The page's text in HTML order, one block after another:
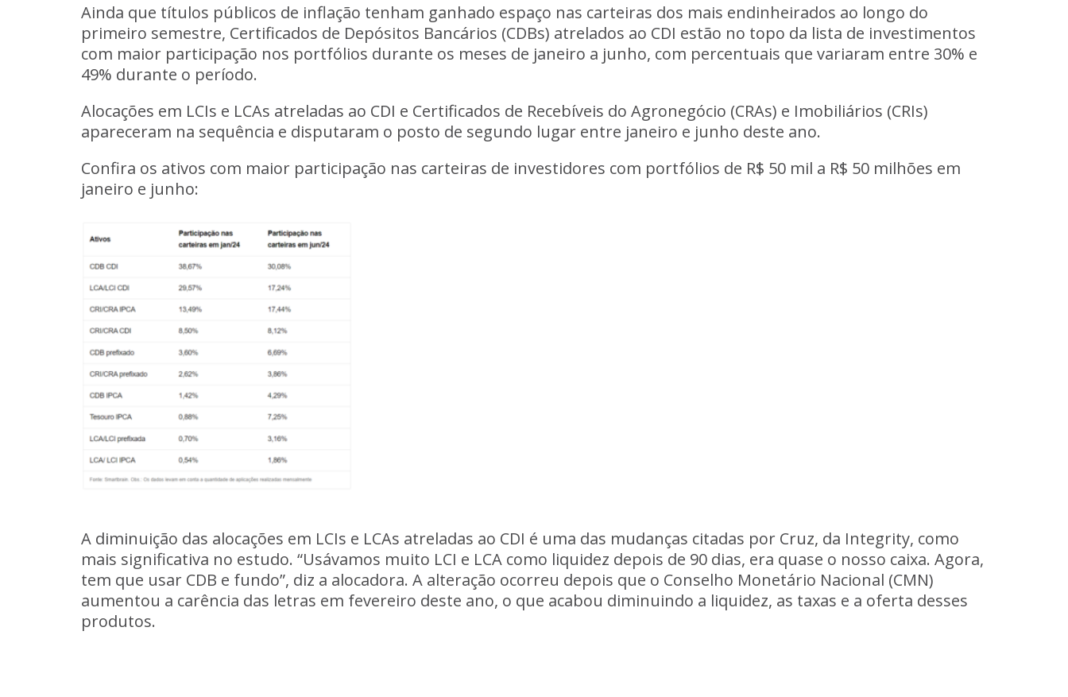
Ainda que títulos públicos de inflação tenham ganhado espaço nas carteiras dos mais endinheirados ao longo do
primeiro semestre, Certificados de Depósitos Bancários (CDBs) atrelados ao CDI estão no topo da lista de investimentos
com maior participação nos portfólios durante os meses de janeiro a junho, com percentuais que variaram entre 30% e
49% durante o período.
Alocações em LCIs e LCAs atreladas ao CDI e Certificados de Recebíveis do Agronegócio (CRAs) e Imobiliários (CRIs)
apareceram na sequência e disputaram o posto de segundo lugar entre janeiro e junho deste ano.
Confira os ativos com maior participação nas carteiras de investidores com portfólios de R$ 50 mil a R$ 50 milhões em
janeiro e junho:
A diminuição das alocações em LCIs e LCAs atreladas ao CDI é uma das mudanças citadas por Cruz, da Integrity, como
mais significativa no estudo. “Usávamos muito LCI e LCA como liquidez depois de 90 dias, era quase o nosso caixa. Agora,
tem que usar CDB e fundo”, diz a alocadora. A alteração ocorreu depois que o Conselho Monetário Nacional (CMN)
aumentou a carência das letras em fevereiro deste ano, o que acabou diminuindo a liquidez, as taxas e a oferta desses
produtos.